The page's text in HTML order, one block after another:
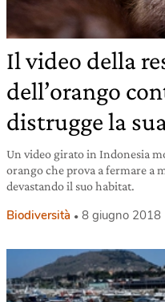
Il video della
dell’orango
distrugge la
Un video girato in Indonesia
orango che prova a fermare a
devastando il suo habitat.
Biodiversità 8 giugno 2018